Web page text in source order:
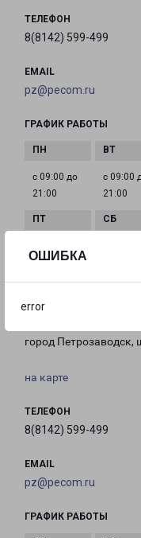
ОШИБКА
error
ТЕЛЕФОН
8(8142) 599-499
EMAIL
pz@pecom.ru
ГРАФИК РАБОТЫ
с 09:00 до
21:00
с 09:00
21:00
21:00
город Петрозаводск,
на карте
ТЕЛЕФОН
8(8142) 599-499
EMAIL
pz@pecom.ru
ГРАФИК РАБОТЫ